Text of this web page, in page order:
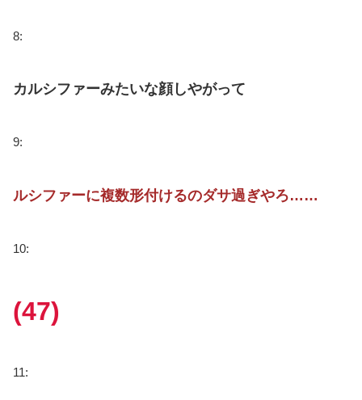
8:
カルシファーみたいな顔しやがって
9:
ルシファーに複数形付けるのダサ過ぎやろ……
10:
(47)
11: